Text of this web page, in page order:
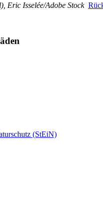
Eric Isselée/Adobe Stock
(StEiN)